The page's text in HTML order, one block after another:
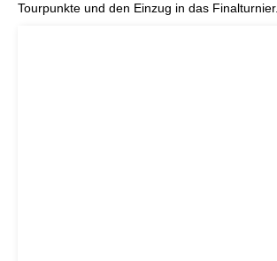
Tourpunkte und den Einzug in das Finalturnier.